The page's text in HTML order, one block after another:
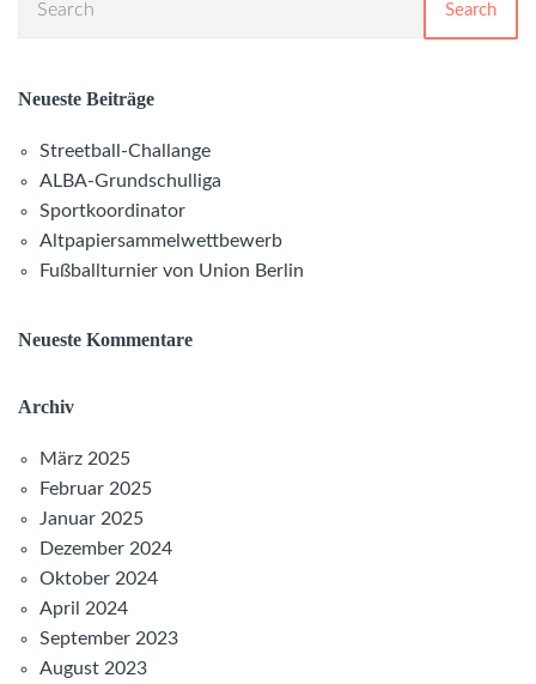
Search
Neueste Beiträge
Streetball-Challange
ALBA-Grundschulliga
Sportkoordinator
Altpapiersammelwettbewerb
Fußballturnier von Union Berlin
Neueste Kommentare
Archiv
März 2025
Februar 2025
Januar 2025
Dezember 2024
Oktober 2024
April 2024
September 2023
August 2023